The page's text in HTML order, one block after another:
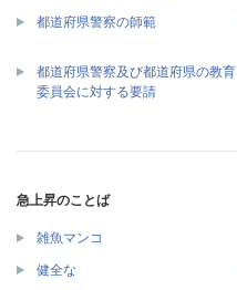
都道府県警察の師範
都道府県警察及び都道府県の教育
委員会に対する要請
急上昇のことば
雑魚マンコ
健全な